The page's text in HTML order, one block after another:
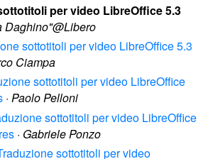
per video LibreOffice 5.3
Daghino"@Libero
sottotitoli per video LibreOffice 5.3
Ciampa
sottotitoli per video LibreOffice
· Paolo Pelloni
sottotitoli per video LibreOffice
· Gabriele Ponzo
sottotitoli per video